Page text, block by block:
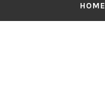
HOME